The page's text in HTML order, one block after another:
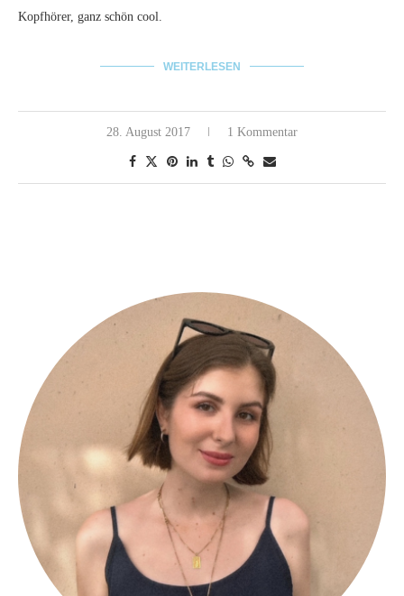
Kopfhörer, ganz schön cool.
WEITERLESEN
28. August 2017 1 Kommentar